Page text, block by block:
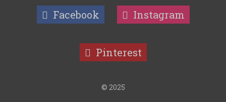
Facebook Instagram
Pinterest
© 2025